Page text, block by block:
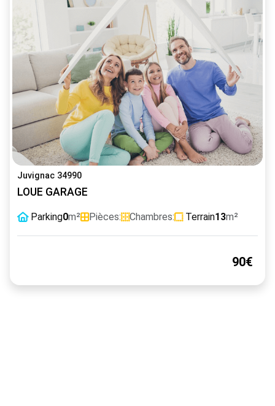
Juvignac 34990
LOUE GARAGE
Parking0m² Pièces: Chambres: Terrain13m²
90€